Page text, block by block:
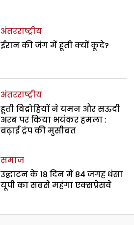
अंतरराष्ट्रीय
ईरान की जंग में हूती क्यों कूदे?
अंतरराष्ट्रीय
हूती विद्रोहियों ने यमन और सऊदी
अरब पर किया भयंकर हमला :
बढ़ाई ट्रंप की मुसीबत
समाज
उद्घाटन के 18 दिन में 84 जगह धंसा
यूपी का सबसे महंगा एक्सप्रेसवे